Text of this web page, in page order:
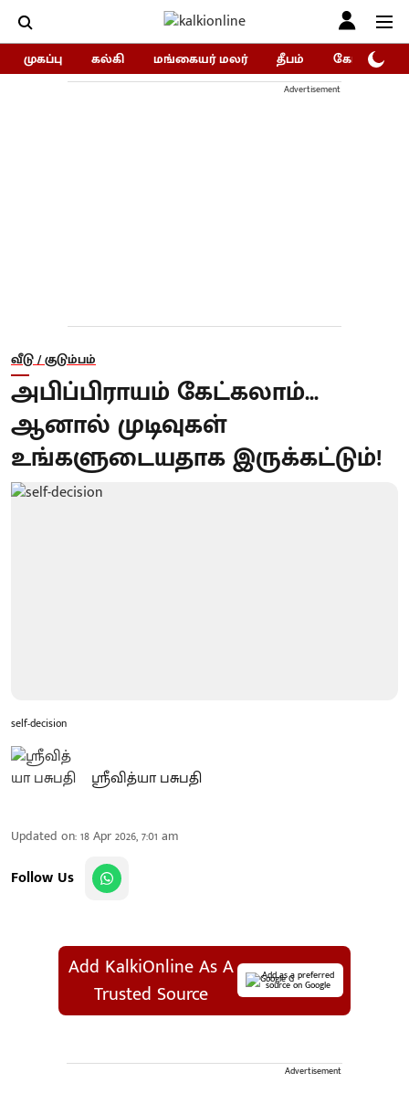
முகப்பு கல்கி மங்கையர் மலர் தீபம் கோகுலம்/
Advertisement
வீடு / குடும்பம்
அபிப்பிராயம் கேட்கலாம்...
ஆனால் முடிவுகள்
உங்களுடையதாக இருக்கட்டும்!
self-decision
ஸ்ரீவித்யா பசுபதி
Updated on:18 Apr 2026, 7:01 am
Follow Us
Add KalkiOnline As A
Trusted Source
Add as a preferred
source on Google
Advertisement